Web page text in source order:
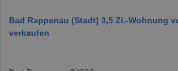
Bad Rappenau (Stadt) 3,5 Zi.-Wohnung
verkaufen